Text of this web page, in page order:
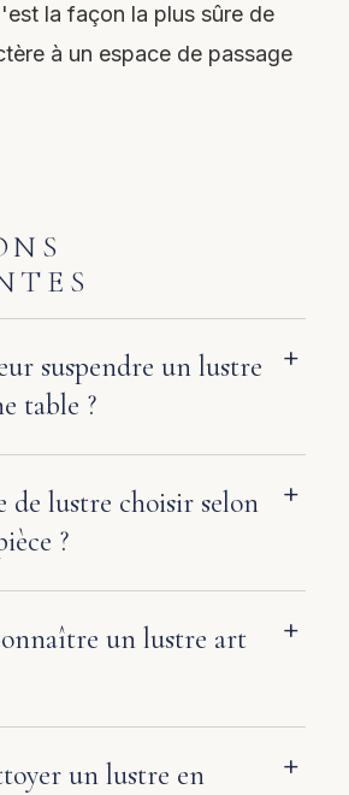
la façon la plus sûre de
à un espace de passage
suspendre un lustre
table ?
de lustre choisir selon
?
un lustre art
un lustre en